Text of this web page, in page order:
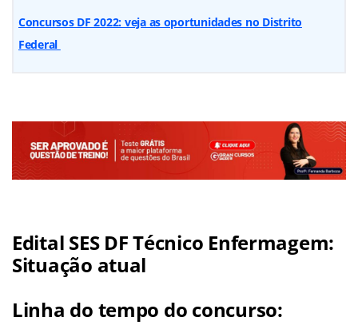
Concursos DF 2022: veja as oportunidades no Distrito
Federal
Edital SES DF Técnico Enfermagem:
Situação atual
Linha do tempo do concurso: